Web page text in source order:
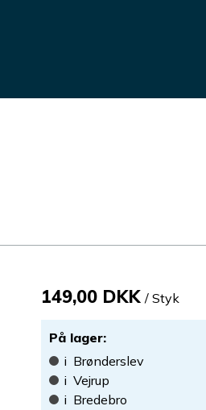
149,00 DKK / Styk
På lager:
i Brønderslev
i Vejrup
i Bredebro